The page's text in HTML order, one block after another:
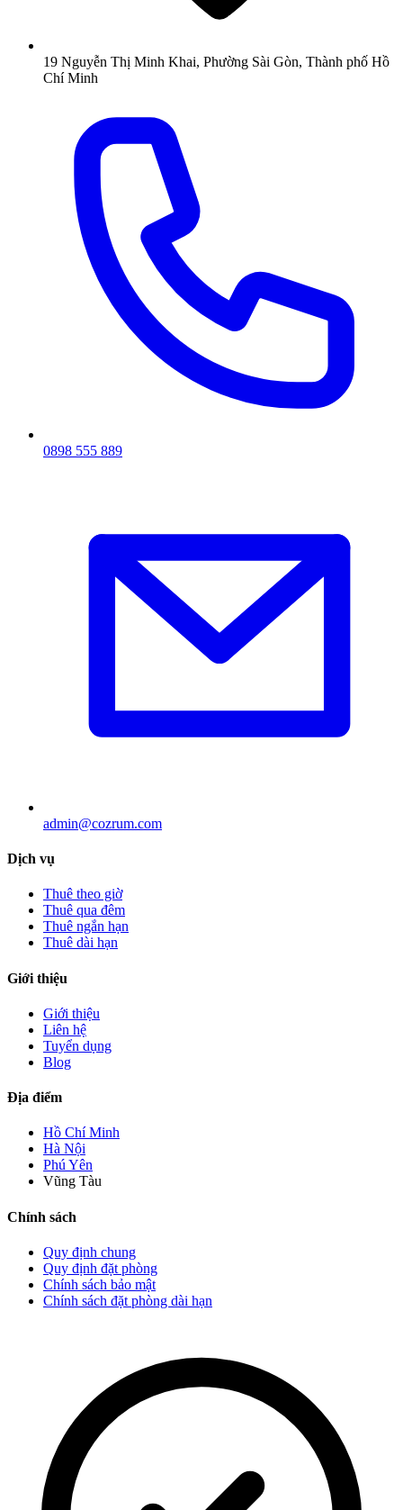
19 Nguyễn Thị Minh Khai, Phường Sài Gòn, Thành phố Hồ
Chí Minh
0898 555 889
admin@cozrum.com
Dịch vụ
Thuê theo giờ
Thuê qua đêm
Thuê ngắn hạn
Thuê dài hạn
Giới thiệu
Giới thiệu
Liên hệ
Tuyển dụng
Blog
Địa điểm
Hồ Chí Minh
Hà Nội
Phú Yên
Vũng Tàu
Chính sách
Quy định chung
Quy định đặt phòng
Chính sách bảo mật
Chính sách đặt phòng dài hạn